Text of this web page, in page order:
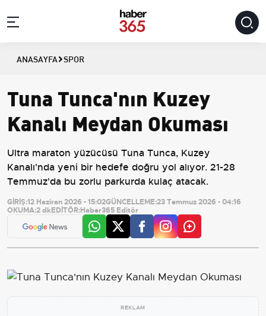
ANASAYFA SPOR
Tuna Tunca'nın Kuzey
Kanalı Meydan Okuması
Ultra maraton yüzücüsü Tuna Tunca, Kuzey
Kanalı'nda yeni bir hedefe doğru yol alıyor. 21-28
Temmuz'da bu zorlu parkurda kulaç atacak.
GİRİŞ:12 Haziran 2026 - 15:02GÜNCELLEME:23 Temmuz 2026 - 04:16
OKUMA:2 dkEDİTÖR:Haber365 Editör
REKLAM